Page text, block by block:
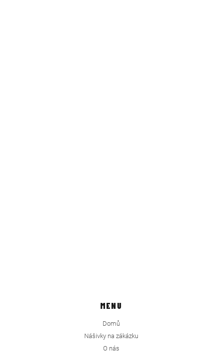
MENU
Domů
Nášivky na zákázku
O nás